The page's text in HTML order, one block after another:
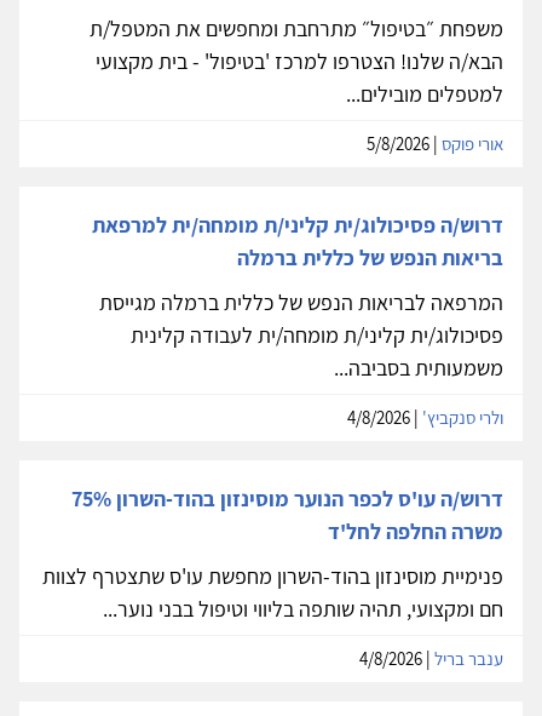
משפחת ״בטיפול״ מתרחבת ומחפשים את המטפל/ת
הבא/ה שלנו! הצטרפו למרכז 'בטיפול' - בית מקצועי
למטפלים מובילים...
אורי פוקס
דרוש/ה פסיכולוג/ית קליני/ת מומחה/ית למרפאת
בריאות הנפש של כללית ברמלה
המרפאה לבריאות הנפש של כללית ברמלה מגייסת
פסיכולוג/ית קליני/ת מומחה/ית לעבודה קלינית
משמעותית בסביבה...
ולרי סנקביץ'
דרוש/ה עו'ס לכפר הנוער מוסינזון בהוד-השרון 75%
משרה החלפה לחל'ד
פנימיית מוסינזון בהוד-השרון מחפשת עו'ס שתצטרף לצוות
חם ומקצועי, תהיה שותפה בליווי וטיפול בבני נוער...
ענבר בריל